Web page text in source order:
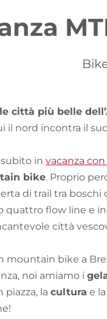
città più belle
il nord incontra il
in vacanza
bike. Proprio
di trail tra
quattro flow line e
città
mountain bike a
noi amiamo i
piazza, la cultura e